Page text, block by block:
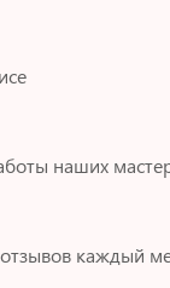
наших
каждый